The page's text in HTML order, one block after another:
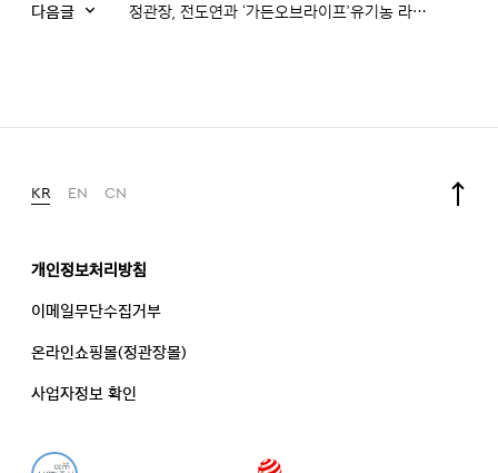
다음글 정관장, 전도연과 ‘가든오브라이프’유기농 라이프 알린다!
KR EN CN
개인정보처리방침
이메일무단수집거부
온라인쇼핑몰(정관장몰)
사업자정보 확인